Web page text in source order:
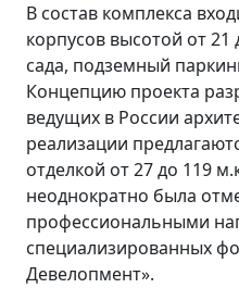
В состав комплекса
корпусов высотой от 21
сада, подземный
Концепцию проекта
ведущих в России
реализации
отделкой от 27 до 119
неоднократно была
профессиональными
специализированных
Девелопмент».